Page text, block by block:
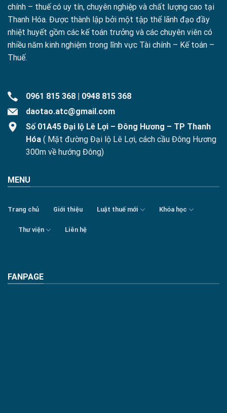
chính – thuế có uy tín, chuyên nghiệp và chất lượng cao tại
Thanh Hóa. Được thành lập bởi một tập thể lãnh đạo đầy
nhiệt huyết gồm các kế toán trưởng và các chuyên viên có
nhiều năm kinh nghiệm trong lĩnh vực Tài chính – Kế toán –
Thuế.
0961 815 368 | 0948 815 368
daotao.atc@gmail.com
Số 01A45 Đại lộ Lê Lợi – Đông Hương – TP Thanh
Hóa ( Mặt đường Đại lộ Lê Lợi, cách cầu Đông Hương
300m về hướng Đông)
MENU
Trang chủ Giới thiệu Luật thuế mới Khóa học
Thư viện Liên hệ
FANPAGE